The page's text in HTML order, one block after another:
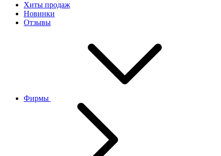
Хиты продаж
Новинки
Отзывы
Фирмы